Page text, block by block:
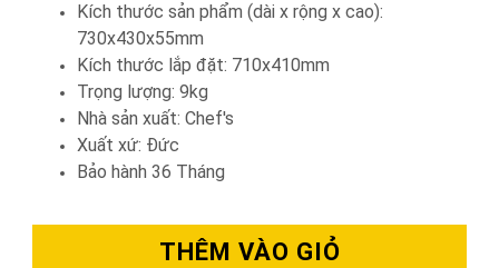
Kích thước sản phẩm (dài x rộng x cao):
730x430x55mm
Kích thước lắp đặt: 710x410mm
Trọng lượng: 9kg
Nhà sản xuất: Chef's
Xuất xứ: Đức
Bảo hành 36 Tháng
THÊM VÀO GIỎ